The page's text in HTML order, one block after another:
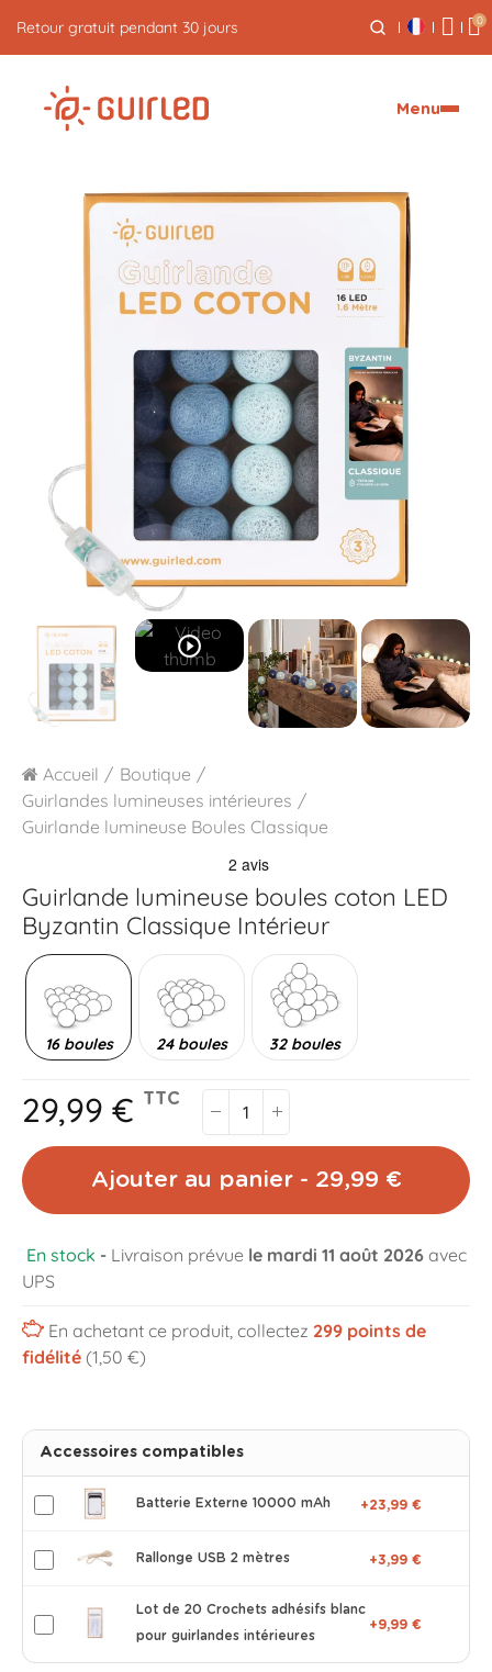
Livraison express offerte dès 59€ 0
Menu
play_circle_outline
Accueil
Boutique
Guirlandes lumineuses intérieures
Guirlande lumineuse Boules Classique
Guirlande lumineuse boules coton LED
Byzantin Classique Intérieur
16 boules 24 boules 32 boules
29,99 € TTC
Ajouter au panier - 29,99 €
En stock - Livraison prévue le mardi 11 août 2026 avec
UPS
En achetant ce produit, collectez 299points de
fidélité (1,50 €)
Accessoires compatibles
Batterie Externe 10000 mAh +23,99 €
Rallonge USB 2 mètres +3,99 €
Lot de 20 Crochets adhésifs blanc
pour guirlandes intérieures
+9,99 €